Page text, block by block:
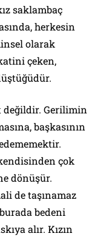
saklambaç
herkesin
olarak
çeken,
değildir. Gerilimin
başkasının
çok
dönüşür.
de taşınamaz
bedeni
alır. Kızın